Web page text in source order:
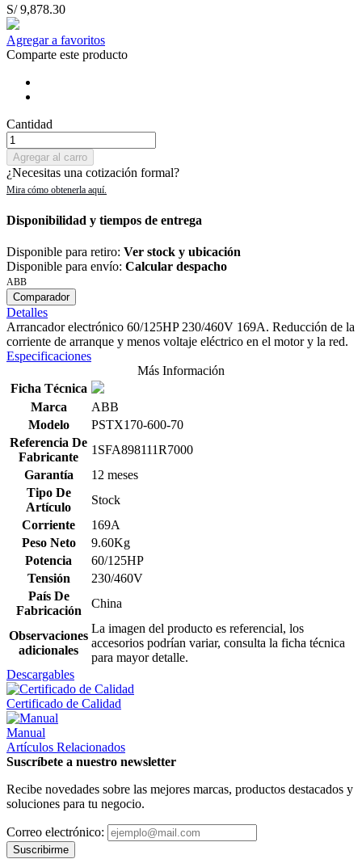
S/ 9,878.30
Agregar a favoritos
Comparte este producto
Cantidad
Agregar al carro
¿Necesitas una cotización formal?
Disponibilidad y tiempos de entrega
Disponible para retiro: Ver stock y ubicación
Disponible para envío: Calcular despacho
ABB
Comparador
Detalles
Arrancador electrónico 60/125HP 230/460V 169A. Reducción de la
corriente de arranque y menos voltaje eléctrico en el motor y la red.
Especificaciones
Más Información
Ficha Técnica
Marca
ABB
Modelo
PSTX170-600-70
Referencia De
Fabricante
1SFA898111R7000
Garantía
12 meses
Tipo De
Artículo
Stock
Corriente
169A
Peso Neto
9.60Kg
Potencia
60/125HP
Tensión
230/460V
País De
Fabricación
China
Observaciones
adicionales
La imagen del producto es referencial, los
accesorios podrían variar, consulta la ficha técnica
para mayor detalle.
Descargables
Certificado de Calidad
Manual
Artículos Relacionados
Suscríbete a nuestro newsletter
Recibe novedades sobre las mejores marcas, productos destacados y
soluciones para tu negocio.
Correo electrónico:
Suscribirme